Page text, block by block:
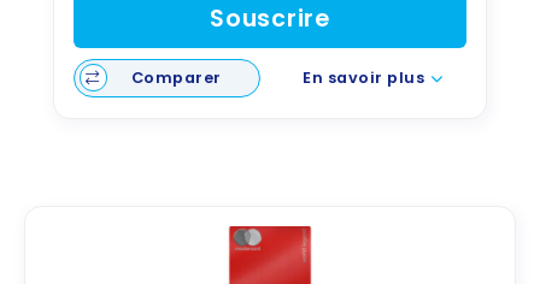
Souscrire
Comparer En savoir plus